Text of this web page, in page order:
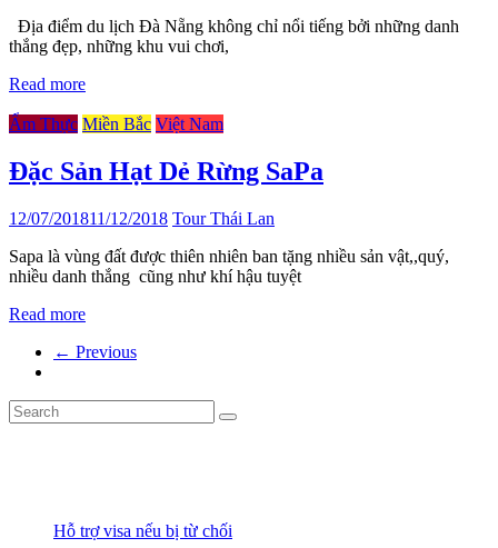
Địa điểm du lịch Đà Nẵng không chỉ nổi tiếng bởi những danh
thắng đẹp, những khu vui chơi,
Read more
Ẩm Thực Miền Bắc Việt Nam
Đặc Sản Hạt Dẻ Rừng SaPa
12/07/201811/12/2018 Tour Thái Lan
Sapa là vùng đất được thiên nhiên ban tặng nhiều sản vật,,quý,
nhiều danh thắng cũng như khí hậu tuyệt
Read more
← Previous
Hỗ trợ visa nếu bị từ chối